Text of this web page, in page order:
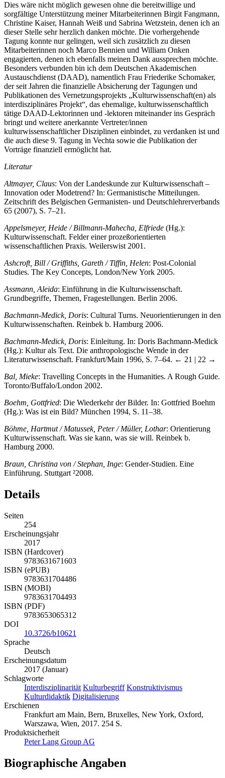
Dies wäre nicht möglich gewesen ohne die bereitwillige und
sorgfältige Unterstützung meiner Mitarbeiterinnen Birgit Fangmann,
Christine Kaiser, Hannah Weiß und Sabrina Wetzstein, denen ich an
dieser Stelle sehr herzlich danken möchte. Die vorhergehende
Tagung konnte nur gelingen, weil sich zusätzlich zu diesen
Mitarbeiterinnen noch Marco Bennien und William Onken
engagierten, denen ich ebenfalls meinen Dank aussprechen möchte.
Besonders verbunden bin ich dem Deutschen Akademischen
Austauschdienst (DAAD), namentlich Frau Friederike Schomaker,
der seit Jahren die finanzielle Absicherung der Tagungen und
Publikationen des Vernetzungsprojekts „Kulturwissenschaft(en) als
interdisziplinäres Projekt“, das ehemalige, kulturwissenschaftlich
tätige DAAD-Lektorinnen und -lektoren miteinander ins Gespräch
bringt und weitere anerkannte Vertreter/innen
kulturwissenschaftlicher Disziplinen einbindet, zu verdanken ist und
die auch diese 9. Tagung in Vechta sowie die Publikation der
Vorträge finanziell ermöglicht hat.
Literatur
Altmayer, Claus: Von der Landeskunde zur Kulturwissenschaft –
Innovation oder Modetrend? In: Germanistische Mitteilungen.
Zeitschrift des Belgischen Germanisten- und Deutschlehrerverbands
65 (2007), S. 7–21.
Appelsmeyer, Heide / Billmann-Mahecha, Elfriede (Hg.):
Kulturwissenschaft. Felder einer prozeßorientierten
wissenschaftlichen Praxis. Weilerswist 2001.
Ashcroft, Bill / Griffiths, Gareth / Tiffin, Helen: Post-Colonial
Studies. The Key Concepts, London/New York 2005.
Assmann, Aleida: Einführung in die Kulturwissenschaft.
Grundbegriffe, Themen, Fragestellungen. Berlin 2006.
Bachmann-Medick, Doris: Cultural Turns. Neuorientierungen in den
Kulturwissenschaften. Reinbek b. Hamburg 2006.
Bachmann-Medick, Doris: Einleitung. In: Doris Bachmann-Medick
(Hg.): Kultur als Text. Die anthropologische Wende in der
Literaturwissenschaft. Frankfurt/Main 1996, S. 7–64. ← 21 | 22 →
Bal, Mieke: Travelling Concepts in the Humanities. A Rough Guide.
Toronto/Buffalo/London 2002.
Boehm, Gottfried: Die Wiederkehr der Bilder. In: Gottfried Boehm
(Hg.): Was ist ein Bild? München 1994, S. 11–38.
Böhme, Hartmut / Matussek, Peter / Müller, Lothar: Orientierung
Kulturwissenschaft. Was sie kann, was sie will. Reinbek b.
Hamburg 2000.
Braun, Christina von / Stephan, Inge: Gender-Studien. Eine
Einführung. Stuttgart ²2008.
Details
Seiten
254
Erscheinungsjahr
2017
ISBN (Hardcover)
9783631671603
ISBN (ePUB)
9783631704486
ISBN (MOBI)
9783631704493
ISBN (PDF)
9783653065312
DOI
10.3726/b10621
Sprache
Deutsch
Erscheinungsdatum
2017 (Januar)
Schlagworte
Interdisziplinarität Kulturbegriff Konstruktivismus
Kulturdidaktik Digitalisierung
Erschienen
Frankfurt am Main, Bern, Bruxelles, New York, Oxford,
Warszawa, Wien, 2017. 254 S.
Produktsicherheit
Peter Lang Group AG
Biographische Angaben